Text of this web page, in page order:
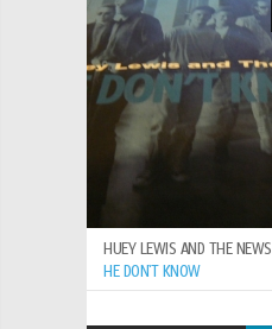
HUEY LEWIS AND THE NEWS
HE DON`T KNOW